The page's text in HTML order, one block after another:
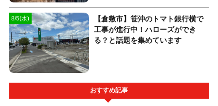
8/5(水)
【倉敷市】笹沖のトマト銀行横で
工事が進行中！ハローズができ
る？と話題を集めています
おすすめ記事